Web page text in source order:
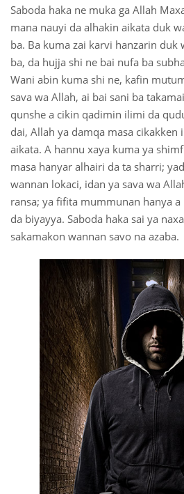
Saboda haka ne muka ga Allah
mana nauyi da alhakin aikata duk
ba. Ba kuma zai karvi hanzarin duk
ba, da hujja shi ne bai nufa ba
Wani abin kuma shi ne, kafin
sava wa Allah, ai bai sani ba
qunshe a cikin qadimin ilimi da
dai, Allah ya damqa masa cikakken
aikata. A hannu xaya kuma ya
masa hanyar alhairi da ta sharri;
wannan lokaci, idan ya sava wa
ransa; ya fifita mummunan hanya a
da biyayya. Saboda haka sai ya
sakamakon wannan savo na azaba.